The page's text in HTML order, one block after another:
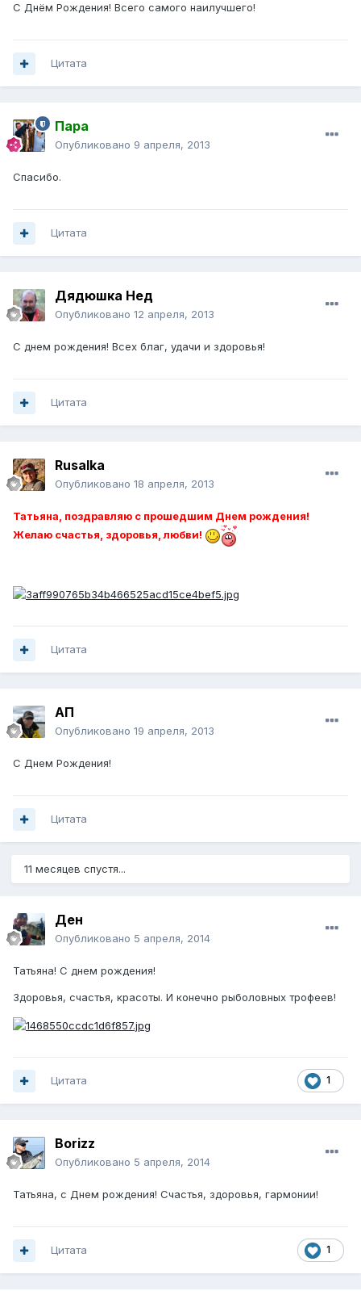
С Днём Рождения! Всего самого наилучшего!
Цитата
Пара
Опубликовано 9 апреля, 2013
Спасибо.
Цитата
Дядюшка Нед
Опубликовано 12 апреля, 2013
С днем рождения! Всех благ, удачи и здоровья!
Цитата
Rusalka
Опубликовано 18 апреля, 2013
Татьяна, поздравляю с прошедшим Днем рождения!
Желаю счастья, здоровья, любви!
Цитата
АП
Опубликовано 19 апреля, 2013
C Днем Рождения!
Цитата
11 месяцев спустя...
Ден
Опубликовано 5 апреля, 2014
Татьяна! С днем рождения!
Здоровья, счастья, красоты. И конечно рыболовных трофеев!
1
Цитата
Borizz
Опубликовано 5 апреля, 2014
Татьяна, с Днем рождения! Счастья, здоровья, гармонии!
1
Цитата